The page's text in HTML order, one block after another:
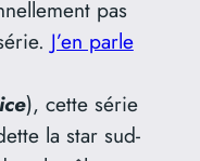
pas
J’en parle
), cette série
la star sud-